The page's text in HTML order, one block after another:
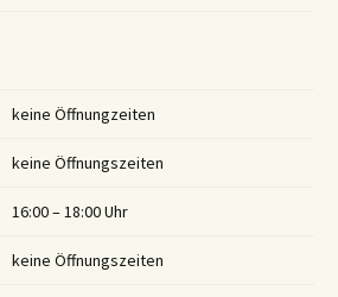
keine Öffnungzeiten
keine Öffnungszeiten
16:00 – 18:00 Uhr
keine Öffnungszeiten